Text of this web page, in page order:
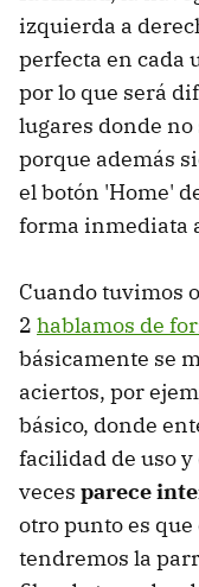
izquierda a
perfecta en cada
por lo que será
lugares donde no
porque además
el botón 'Home'
forma inmediata
Cuando tuvimos
2 hablamos de
básicamente se
aciertos, por
básico, donde
facilidad de uso y
veces parece
otro punto es
tendremos la